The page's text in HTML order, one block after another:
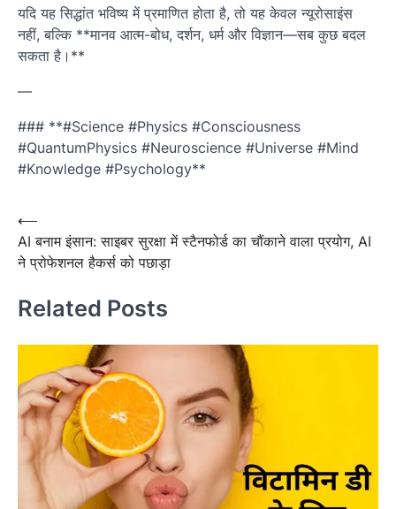
यदि यह सिद्धांत भविष्य में प्रमाणित होता है, तो यह केवल न्यूरोसाइंस
नहीं, बल्कि **मानव आत्म-बोध, दर्शन, धर्म और विज्ञान—सब कुछ बदल
सकता है।**
—
### **#Science #Physics #Consciousness
#QuantumPhysics #Neuroscience #Universe #Mind
#Knowledge #Psychology**
Post
navigation
⟵
AI बनाम इंसान: साइबर सुरक्षा में स्टैनफोर्ड का चौंकाने वाला प्रयोग, AI
ने प्रोफेशनल हैकर्स को पछाड़ा
Related Posts